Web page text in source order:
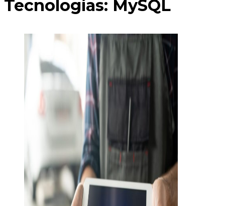
Tecnologías: MySQL